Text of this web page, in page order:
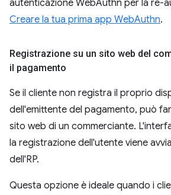
autenticazione WebAuthn per la re-
Creare la tua prima app WebAuthn.
Registrazione su un sito web del
il pagamento
Se il cliente non registra il proprio
dell'emittente del pagamento, può
sito web di un commerciante.
la registrazione dell'utente viene
dell'RP.
Questa opzione è ideale quando i